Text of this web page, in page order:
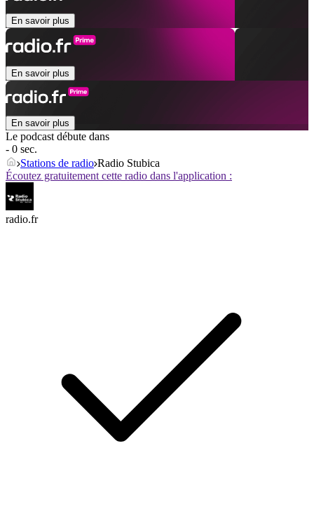
En savoir plus
En savoir plus
En savoir plus
Le podcast débute dans
- 0 sec.
Stations de radio Radio Stubica
Écoutez gratuitement cette radio dans l'application :
radio.fr